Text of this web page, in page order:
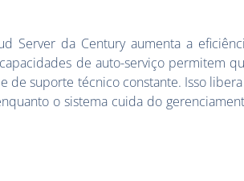
Server da Century aumenta a
de auto-serviço permitem
de suporte técnico constante. Isso
o sistema cuida do